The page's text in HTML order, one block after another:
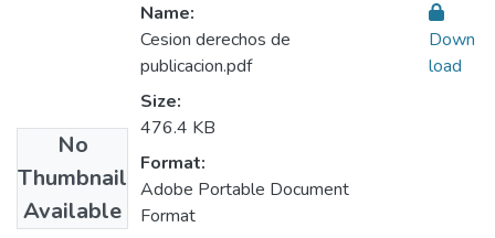
No
Thumbnail
Available
Name:
Cesion derechos de
publicacion.pdf
Size:
476.4 KB
Format:
Adobe Portable Document
Format
Down
load